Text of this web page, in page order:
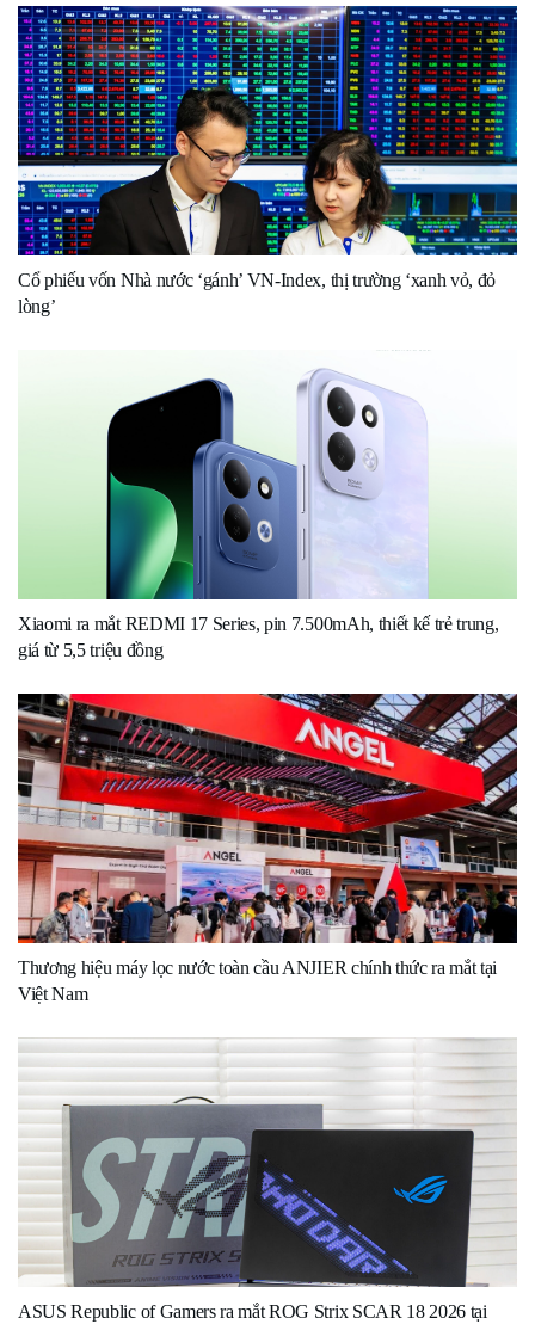
Cổ phiếu vốn Nhà nước ‘gánh’ VN-Index, thị trường ‘xanh vỏ, đỏ
lòng’
Xiaomi ra mắt REDMI 17 Series, pin 7.500mAh, thiết kế trẻ trung,
giá từ 5,5 triệu đồng
Thương hiệu máy lọc nước toàn cầu ANJIER chính thức ra mắt tại
Việt Nam
ASUS Republic of Gamers ra mắt ROG Strix SCAR 18 2026 tại